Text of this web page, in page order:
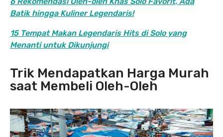
Batik hingga Kuliner Legendaris!
15 Tempat Makan Legendaris Hits di Solo yang
Menanti untuk Dikunjungi
Trik Mendapatkan Harga Murah
saat Membeli Oleh-Oleh